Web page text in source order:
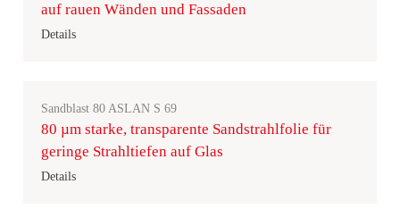
auf rauen Wänden und Fassaden
Details
Sandblast 80 ASLAN S 69
80 µm starke, transparente Sandstrahlfolie für
geringe Strahltiefen auf Glas
Details